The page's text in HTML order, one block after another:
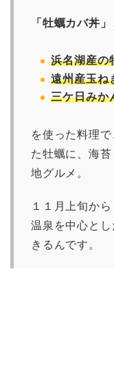
「牡蠣カバ丼」
浜名湖産の
遠州産玉ね
三ケ日みか
を使った料理
た牡蠣に、海
地グルメ。
１１月上旬か
温泉を中心と
きるんです。